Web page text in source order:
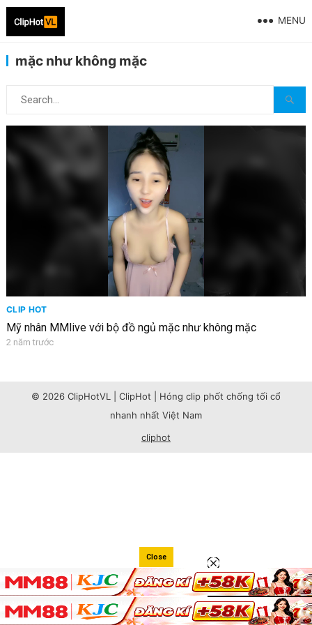
MENU
mặc như không mặc
CLIP HOT
Mỹ nhân MMlive với bộ đồ ngủ mặc như không mặc
2 năm trước
© 2026 ClipHotVL | ClipHot | Hóng clip phốt chống tối cổ
nhanh nhất Việt Nam
cliphot
Close